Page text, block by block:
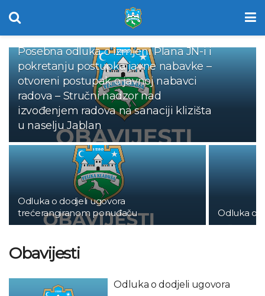
Posebna odluka o izmjeni Plana JN-i i
pokretanju postupka javne nabavke –
otvoreni postupak o javnoj nabavci
radova – Stručni nadzor nad
izvođenjem radova na sanaciji klizišta
u naselju Jablan
Odluka o dodjeli ugovora
trećerangiranom ponuđaču
Odluka o
Obavijesti
Odluka o dodjeli ugovora